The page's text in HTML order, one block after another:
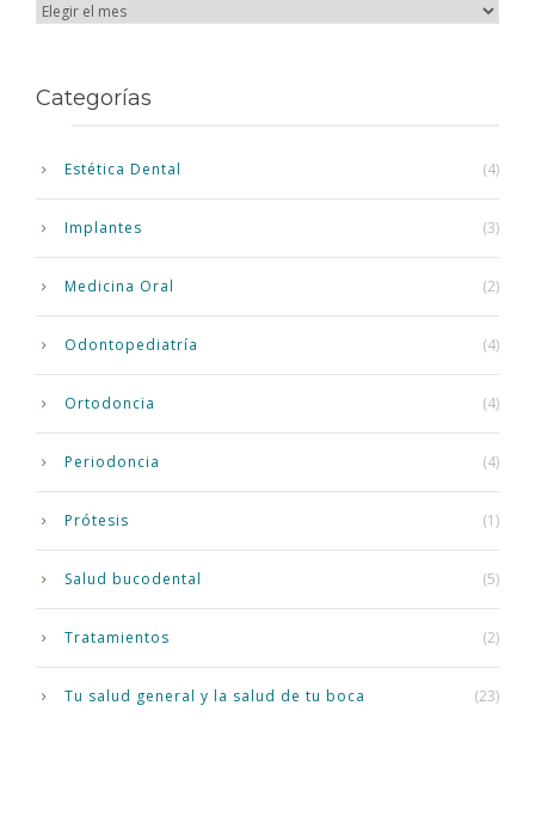
Categorías
Estética Dental (4)
Implantes (3)
Medicina Oral (2)
Odontopediatría (4)
Ortodoncia (4)
Periodoncia (4)
Prótesis (1)
Salud bucodental (5)
Tratamientos (2)
Tu salud general y la salud de tu boca (23)